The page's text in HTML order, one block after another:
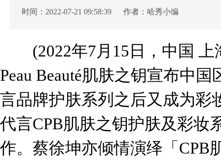
时间：2022-07-21 09:58:39 作者：哈秀小编
​(2022年7月15日，中国 上
Peau Beauté肌肤之钥宣布中
言品牌护肤系列之后又成为彩
代言CPB肌肤之钥护肤及彩妆
作。蔡徐坤亦倾情演绎「CPB